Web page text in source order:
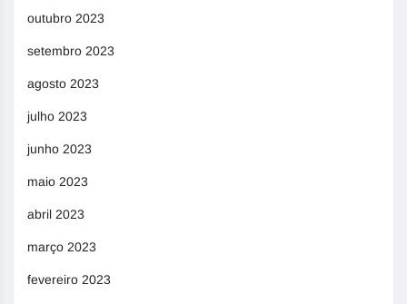
outubro 2023
setembro 2023
agosto 2023
julho 2023
junho 2023
maio 2023
abril 2023
março 2023
fevereiro 2023